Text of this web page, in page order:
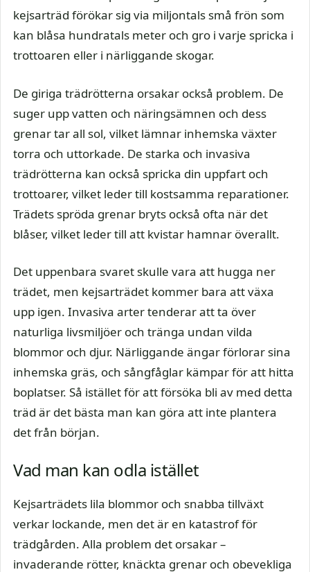
kejsarträd förökar sig via miljontals små frön som
kan blåsa hundratals meter och gro i varje spricka i
trottoaren eller i närliggande skogar.
De giriga trädrötterna orsakar också problem. De
suger upp vatten och näringsämnen och dess
grenar tar all sol, vilket lämnar inhemska växter
torra och uttorkade. De starka och invasiva
trädrötterna kan också spricka din uppfart och
trottoarer, vilket leder till kostsamma reparationer.
Trädets spröda grenar bryts också ofta när det
blåser, vilket leder till att kvistar hamnar överallt.
Det uppenbara svaret skulle vara att hugga ner
trädet, men kejsarträdet kommer bara att växa
upp igen. Invasiva arter tenderar att ta över
naturliga livsmiljöer och tränga undan vilda
blommor och djur. Närliggande ängar förlorar sina
inhemska gräs, och sångfåglar kämpar för att hitta
boplatser. Så istället för att försöka bli av med detta
träd är det bästa man kan göra att inte plantera
det från början.
Vad man kan odla istället
Kejsarträdets lila blommor och snabba tillväxt
verkar lockande, men det är en katastrof för
trädgården. Alla problem det orsakar –
invaderande rötter, knäckta grenar och obevekliga